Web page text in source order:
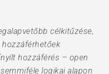
célkitűzése,
hozzáférés – open
logikai alapon